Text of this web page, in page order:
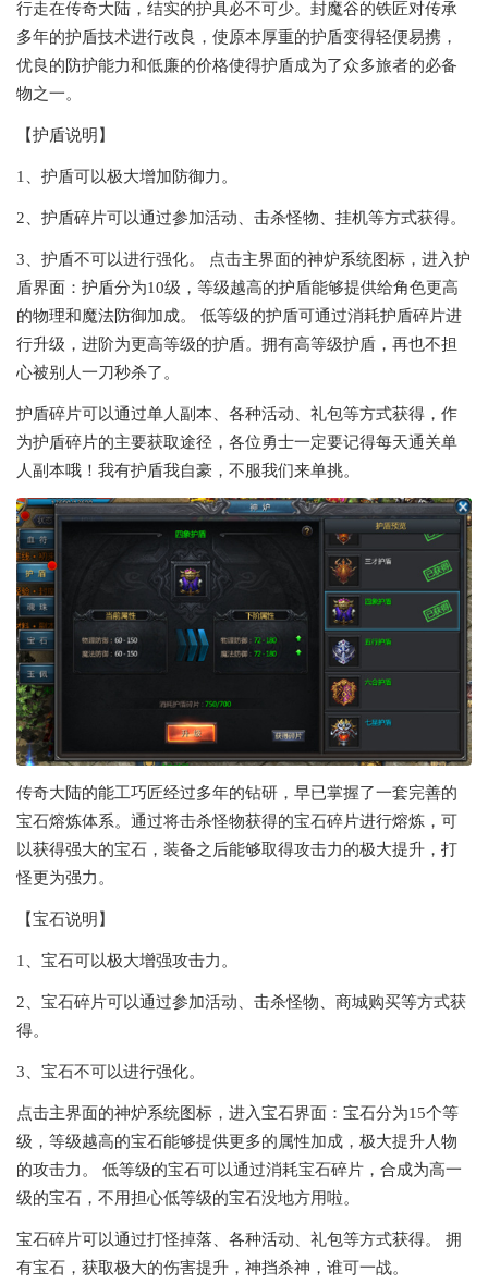
行走在传奇大陆，结实的护具必不可少。封魔谷的铁匠对传承
多年的护盾技术进行改良，使原本厚重的护盾变得轻便易携，
优良的防护能力和低廉的价格使得护盾成为了众多旅者的必备
物之一。
【护盾说明】
1、护盾可以极大增加防御力。
2、护盾碎片可以通过参加活动、击杀怪物、挂机等方式获得。
3、护盾不可以进行强化。 点击主界面的神炉系统图标，进入护
盾界面：护盾分为10级，等级越高的护盾能够提供给角色更高
的物理和魔法防御加成。 低等级的护盾可通过消耗护盾碎片进
行升级，进阶为更高等级的护盾。拥有高等级护盾，再也不担
心被别人一刀秒杀了。
护盾碎片可以通过单人副本、各种活动、礼包等方式获得，作
为护盾碎片的主要获取途径，各位勇士一定要记得每天通关单
人副本哦！我有护盾我自豪，不服我们来单挑。
传奇大陆的能工巧匠经过多年的钻研，早已掌握了一套完善的
宝石熔炼体系。通过将击杀怪物获得的宝石碎片进行熔炼，可
以获得强大的宝石，装备之后能够取得攻击力的极大提升，打
怪更为强力。
【宝石说明】
1、宝石可以极大增强攻击力。
2、宝石碎片可以通过参加活动、击杀怪物、商城购买等方式获
得。
3、宝石不可以进行强化。
点击主界面的神炉系统图标，进入宝石界面：宝石分为15个等
级，等级越高的宝石能够提供更多的属性加成，极大提升人物
的攻击力。 低等级的宝石可以通过消耗宝石碎片，合成为高一
级的宝石，不用担心低等级的宝石没地方用啦。
宝石碎片可以通过打怪掉落、各种活动、礼包等方式获得。 拥
有宝石，获取极大的伤害提升，神挡杀神，谁可一战。